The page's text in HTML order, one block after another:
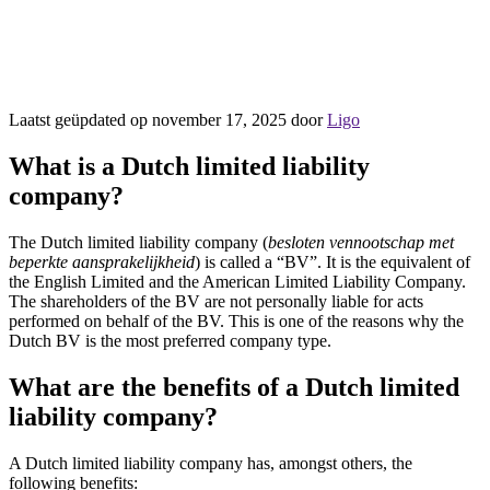
Laatst geüpdated op november 17, 2025 doorLigo
What is a Dutch limited liability
company?
The Dutch limited liability company (besloten vennootschap met
beperkte aansprakelijkheid) is called a “BV”. It is the equivalent of
the English Limited and the American Limited Liability Company.
The shareholders of the BV are not personally liable for acts
performed on behalf of the BV. This is one of the reasons why the
Dutch BV is the most preferred company type.
What are the benefits of a Dutch limited
liability company?
A Dutch limited liability company has, amongst others, the
following benefits: